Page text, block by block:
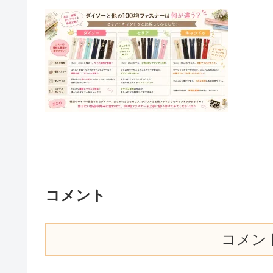
コメント
コメン